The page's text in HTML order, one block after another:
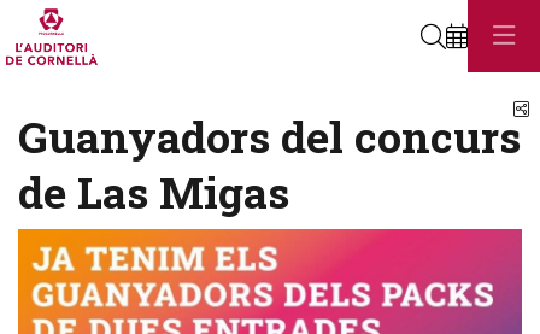
Cerca
Guanyadors del concurs
de Las Migas